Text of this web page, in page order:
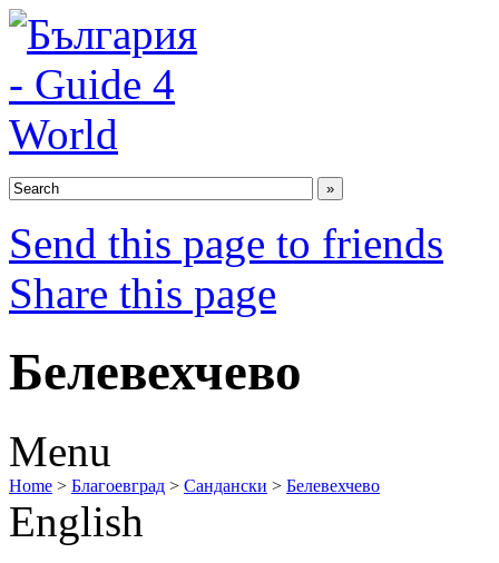
Send this page to friends
Share this page
Белевехчево
Menu
Home > Благоевград > Сандански > Белевехчево
English